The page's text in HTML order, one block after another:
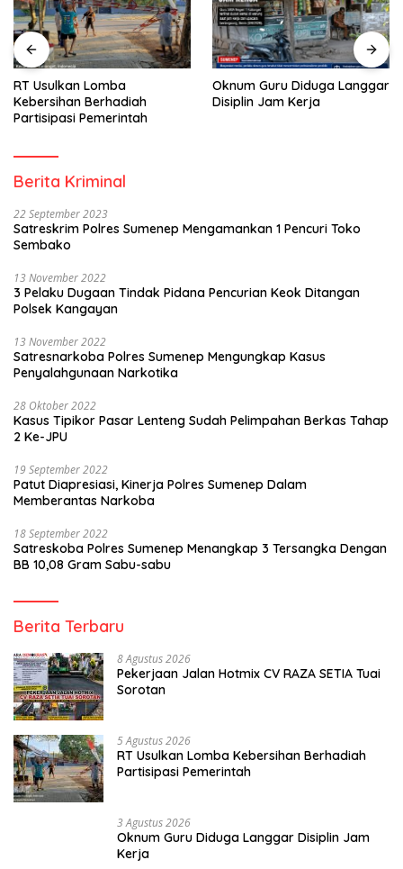
RT Usulkan Lomba
Kebersihan Berhadiah
Partisipasi Pemerintah
Oknum Guru Diduga Langgar
Disiplin Jam Kerja
Berita Kriminal
22 September 2023
Satreskrim Polres Sumenep Mengamankan 1 Pencuri Toko
Sembako
13 November 2022
3 Pelaku Dugaan Tindak Pidana Pencurian Keok Ditangan
Polsek Kangayan
13 November 2022
Satresnarkoba Polres Sumenep Mengungkap Kasus
Penyalahgunaan Narkotika
28 Oktober 2022
Kasus Tipikor Pasar Lenteng Sudah Pelimpahan Berkas Tahap
2 Ke-JPU
19 September 2022
Patut Diapresiasi, Kinerja Polres Sumenep Dalam
Memberantas Narkoba
18 September 2022
Satreskoba Polres Sumenep Menangkap 3 Tersangka Dengan
BB 10,08 Gram Sabu-sabu
Berita Terbaru
8 Agustus 2026
Pekerjaan Jalan Hotmix CV RAZA SETIA Tuai
Sorotan
5 Agustus 2026
RT Usulkan Lomba Kebersihan Berhadiah
Partisipasi Pemerintah
3 Agustus 2026
Oknum Guru Diduga Langgar Disiplin Jam
Kerja